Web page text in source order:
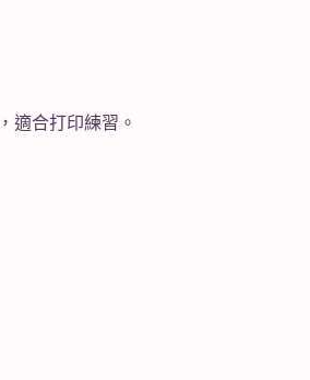
適合打印練習。